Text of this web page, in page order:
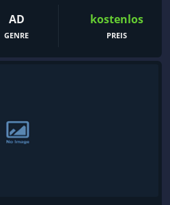
AD
GENRE
kostenlos
PREIS